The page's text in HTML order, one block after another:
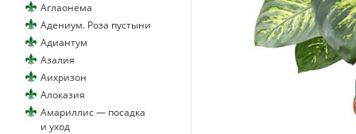
Аглаонема
Адениум. Роза пустыни
Адиантум
Азалия
Аихризон
Алоказия
Амариллис — посадка
и уход